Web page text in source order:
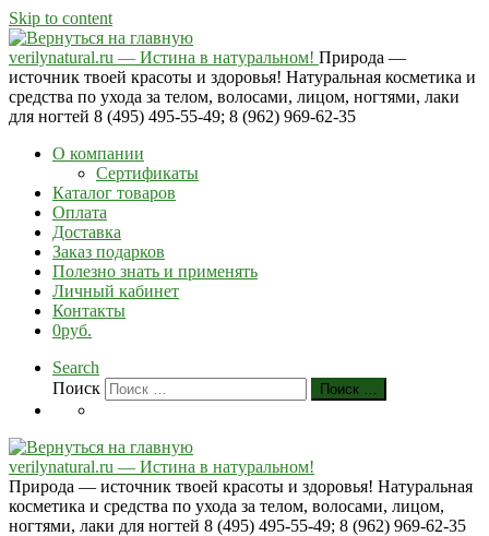
Skip to content
verilynatural.ru — Истина в натуральном! Природа —
источник твоей красоты и здоровья! Натуральная косметика и
средства по ухода за телом, волосами, лицом, ногтями, лаки
для ногтей 8 (495) 495-55-49; 8 (962) 969-62-35
О компании
Сертификаты
Каталог товаров
Оплата
Доставка
Заказ подарков
Полезно знать и применять
Личный кабинет
Контакты
0руб.
Search
Поиск
Поиск …
verilynatural.ru — Истина в натуральном!
Природа — источник твоей красоты и здоровья! Натуральная
косметика и средства по ухода за телом, волосами, лицом,
ногтями, лаки для ногтей 8 (495) 495-55-49; 8 (962) 969-62-35